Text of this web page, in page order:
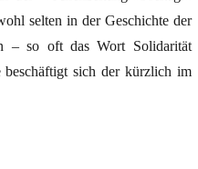
selten in der Geschichte der
– so oft das Wort Solidarität
beschäftigt sich der kürzlich im